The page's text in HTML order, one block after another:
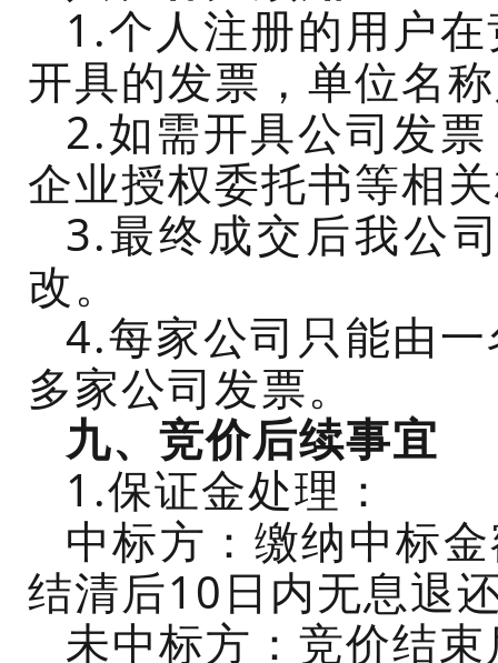
1.个人注册的用户
开具的发票，单位名
2.如需开具公司发
企业授权委托书等相
3.最终成交后我公
改。
4.每家公司只能由
多家公司发票。
九、竞价后续事宜
1.保证金处理：
中标方： 缴纳中标
结清后10日内无息退
未中标方：竞价结束